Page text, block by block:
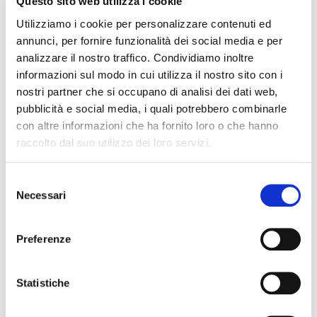
Utilizziamo i cookie per personalizzare contenuti ed
annunci, per fornire funzionalità dei social media e per
analizzare il nostro traffico. Condividiamo inoltre
informazioni sul modo in cui utilizza il nostro sito con i
nostri partner che si occupano di analisi dei dati web,
pubblicità e social media, i quali potrebbero combinarle
con altre informazioni che ha fornito loro o che hanno
raccolto dal suo utilizzo dei loro servizi.
Cookie Policy
delNecessari
Preferenze
Statistiche
SWIDENT
is an Italian-Swiss
company that teams the